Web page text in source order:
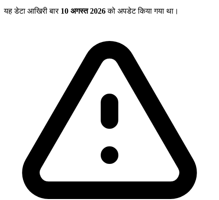
यह डेटा आखिरी बार 10 अगस्त 2026को अपडेट किया गया था।